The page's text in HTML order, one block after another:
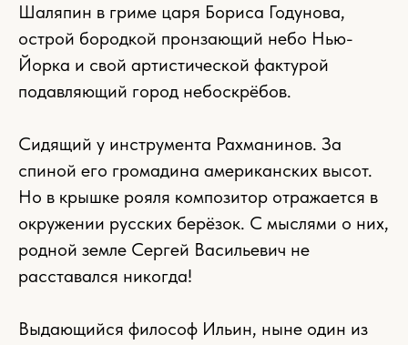
Шаляпин в гриме царя Бориса Годунова,
острой бородкой пронзающий небо Нью-
Йорка и свой артистической фактурой
подавляющий город небоскрёбов.
Сидящий у инструмента Рахманинов. За
спиной его громадина американских высот.
Но в крышке рояля композитор отражается в
окружении русских берёзок. С мыслями о них,
родной земле Сергей Васильевич не
расставался никогда!
Выдающийся философ Ильин, ныне один из